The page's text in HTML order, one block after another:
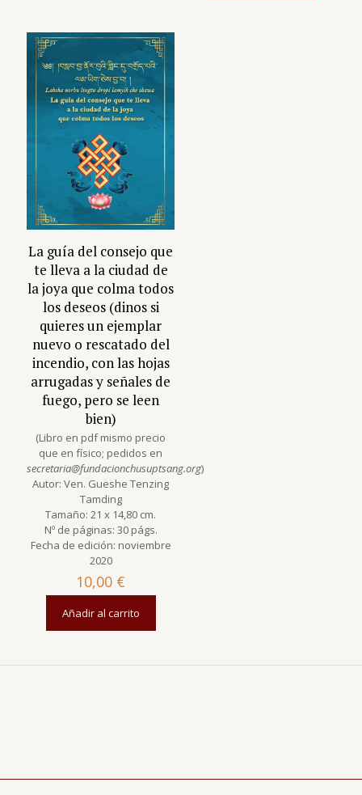
La guía del consejo que
te lleva a la ciudad de
la joya que colma todos
los deseos (dinos si
quieres un ejemplar
nuevo o rescatado del
incendio, con las hojas
arrugadas y señales de
fuego, pero se leen
bien)
(Libro en pdf mismo precio
que en físico; pedidos en
secretaria@fundacionchusuptsang.org)
Autor: Ven. Gueshe Tenzing
Tamding
Tamaño: 21 x 14,80 cm.
Nº de páginas: 30 págs.
Fecha de edición: noviembre
2020
10,00 €
Añadir al carrito